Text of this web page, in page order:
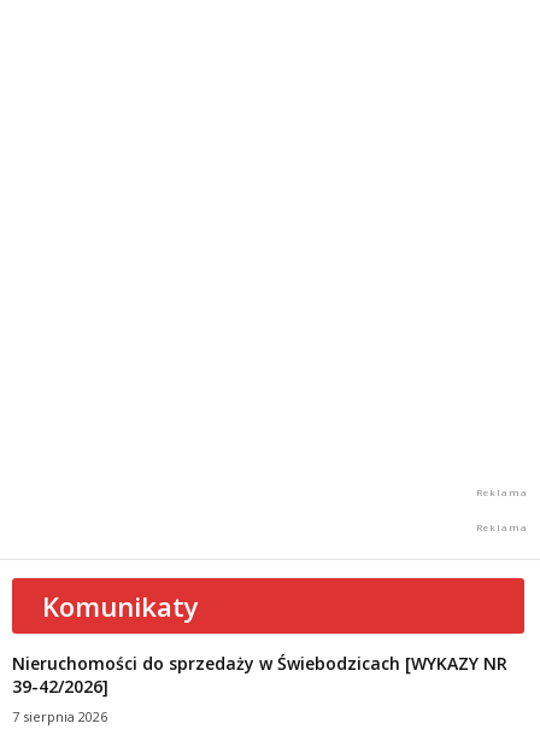
Komunikaty
Nieruchomości do sprzedaży w Świebodzicach [WYKAZY NR
39-42/2026]
7 sierpnia 2026